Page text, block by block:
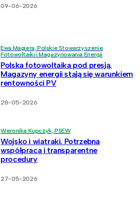
09-06-2026
Ewa Magiera, Polskie Stowarzyszenie
Fotowoltaiki i Magazynowania Energii
Polska fotowoltaika pod presją.
Magazyny energii stają się warunkiem
rentowności PV
28-05-2026
Weronika Kupczyk, PSEW
Wojsko i wiatraki. Potrzebna
współpraca i transparentne
procedury
27-05-2026